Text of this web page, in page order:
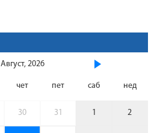
Август, 2026
чет пет саб нед
30 31 1 2